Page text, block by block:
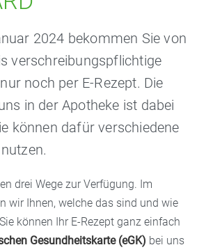
2024 bekommen Sie von
verschreibungspflichtige
noch per E-Rezept. Die
in der Apotheke ist dabei
können dafür verschiedene
drei Wege zur Verfügung. Im
wir Ihnen, welche das sind und wie
können Ihr E-Rezept ganz einfach
Gesundheitskarte (eGK) bei uns